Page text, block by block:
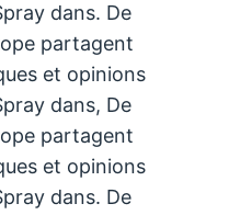
dans. De
partagent
et opinions
dans, De
partagent
et opinions
dans. De